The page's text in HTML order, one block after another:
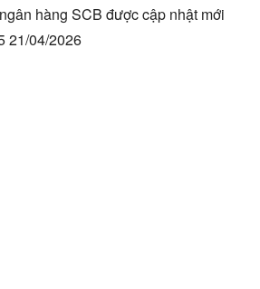
hàng SCB được cập nhật mới
21/04/2026